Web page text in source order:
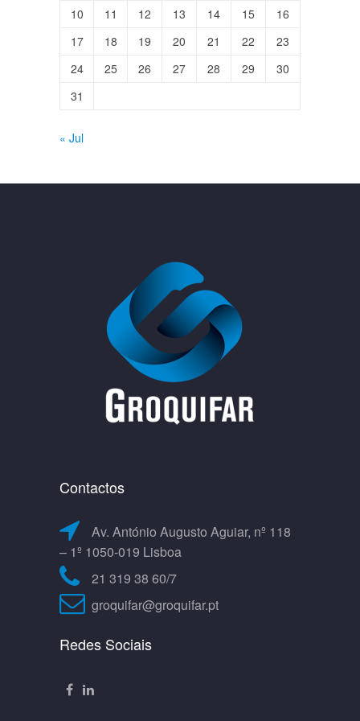
10 11 12 13 14 15
16
17
18 19 20 21 22
23
24
25 26 27 28 29
30
31
« Jul
Contactos
Av. António Augusto Aguiar, nº 118
– 1º 1050-019 Lisboa
21 319 38 60/7
groquifar@groquifar.pt
Redes Sociais